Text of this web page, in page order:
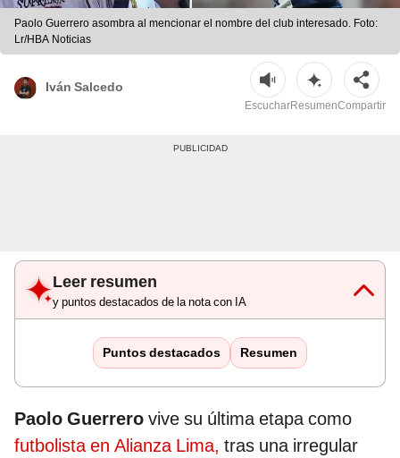
Paolo Guerrero asombra al mencionar el nombre del club interesado. Foto:
Lr/HBA Noticias
Iván Salcedo
EscucharResumenCompartir
Leer resumen
y puntos destacados de la nota con IA
Puntos destacados Resumen
Paolo Guerrero vive su última etapa como
futbolista en Alianza Lima, tras una irregular